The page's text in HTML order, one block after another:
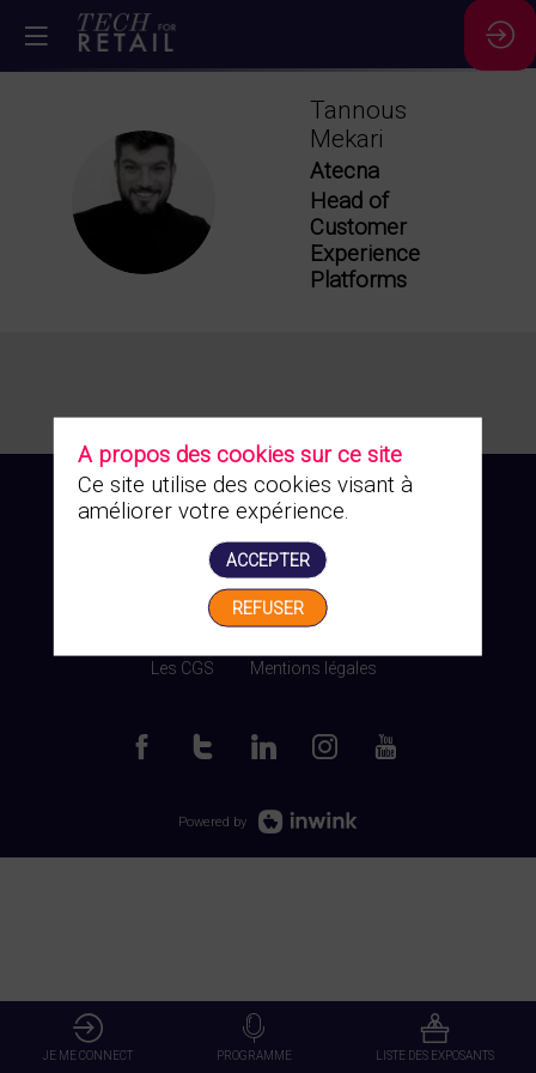
TM
Tannous
Mekari
Atecna
Head of
Customer
Experience
Platforms
Gérer mes cookies
Les CGS Mentions légales
Powered by
JE ME CONNECT PROGRAMME LISTE DES EXPOSANTS
A propos des cookies sur ce site
Ce site utilise des cookies visant à
améliorer votre expérience.
ACCEPTER
REFUSER